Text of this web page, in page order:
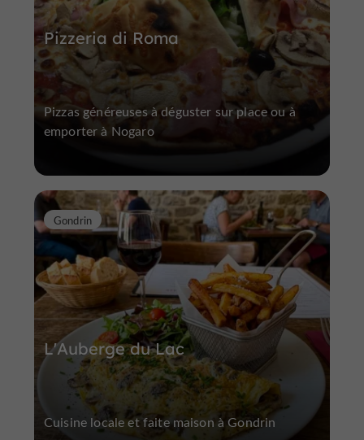
Pizzeria di Roma
Pizzas généreuses à déguster sur place ou à
emporter à Nogaro
L'Auberge du Lac
Gondrin
Cuisine locale et faite maison à Gondrin